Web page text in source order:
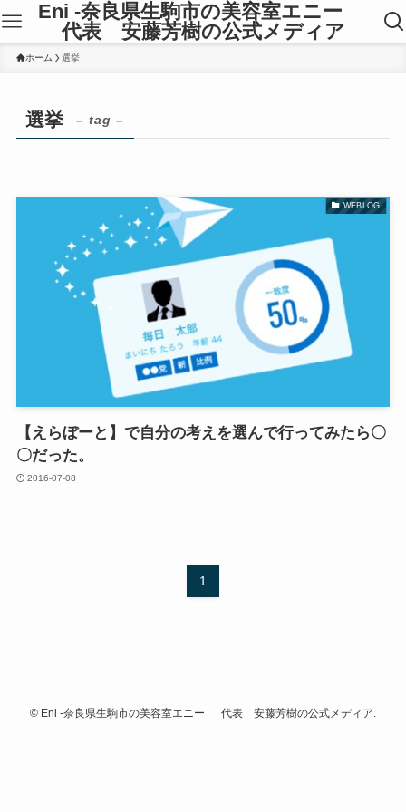
Eni -奈良県生駒市の美容室エニー
代表 安藤芳樹の公式メディア
ホーム 選挙
選挙 – tag –
WEBLOG
【えらぼーと】で自分の考えを選んで行ってみたら〇
〇だった。
2016-07-08
1
© Eni -奈良県生駒市の美容室エニー 代表 安藤芳樹の公式メディア.